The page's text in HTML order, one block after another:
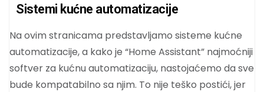
Sistemi kućne automatizacije
Na ovim stranicama predstavljamo sisteme kućne
automatizacije, a kako je “Home Assistant” najmoćniji
softver za kućnu automatizaciju, nastojaćemo da sve
bude kompatabilno sa njim. To nije teško postići, jer